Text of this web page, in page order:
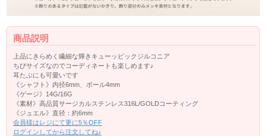
商品説明
上品にきらめく繊細な輝きキューッビックジルコニア
ちびサイズなのでコーディネートも楽しめます♪
耳たぶにも可愛いです
《シャフト》内径6mm、ボール4mm
《ゲージ》14G/16G
《素材》高品質サージカルステンレス316L/GOLDコーティング
《ジュエル》直径：約6mm
会員様はレジにて更に5％OFF
ログインしてから注文してね♪